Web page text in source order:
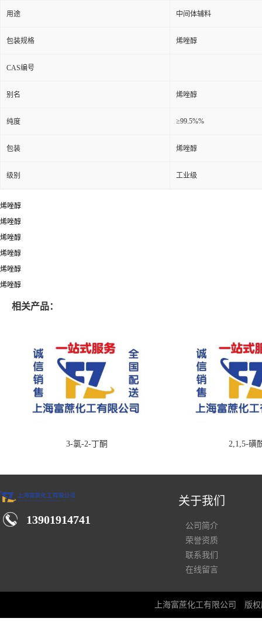
用途 中间体辅料
包装规格 烯唑醇
CAS编号
别名 烯唑醇
纯度 ≥99.5%%
包装 烯唑醇
级别 工业级
烯唑醇
烯唑醇
烯唑醇
烯唑醇
烯唑醇
烯唑醇
相关产品：
3-氯-2-丁酮 2,1,5-磺
13901914741
关于我们
公司简介
荣誉资质
联系我们
在线留言
上海富蔗化工有限公司 版